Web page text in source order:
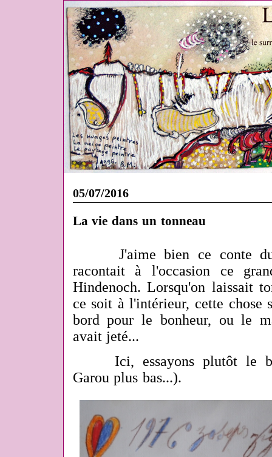
05/07/2016
La vie dans un tonneau
J'aime bien ce conte
racontait à l'occasion ce
Hindenoch. Lorsqu'on laissait
ce soit à l'intérieur, cette chose
bord pour le bonheur, ou le
avait jeté...
Ici, essayons plutôt le
Garou plus bas...).